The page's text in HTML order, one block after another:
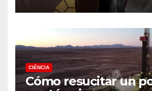
CIÉNCIA
Cómo resucitar un